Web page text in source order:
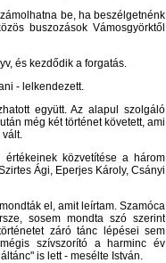
be, ha beszélgetnénk
buszozások Vámosgyörktől
és kezdődik a forgatás.
- lelkendezett.
együtt. Az alapul szolgáló
még két történet követett, ami
vált.
közvetítése a három
Ági, Eperjes Károly, Csányi
el, amit leírtam. Szamóca
sosem mondta szó szerint
záró tánc lépései sem
szívszorító a harminc év
is lett - mesélte István.